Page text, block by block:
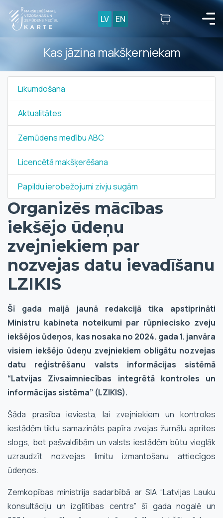
LV EN
Kas jāzina makšķerniekam
Likumdošana
Aktualitātes
Zemūdens medību ABC
Licencētā makšķerēšana
Papildu ierobežojumi zivju sugām
Organizēs mācības
iekšējo ūdeņu
zvejniekiem par
nozvejas datu ievadīšanu
LZIKIS
Šī gada maijā jaunā redakcijā tika apstiprināti
Ministru kabineta noteikumi par rūpniecisko zveju
iekšējos ūdeņos, kas nosaka no 2024. gada 1. janvāra
visiem iekšējo ūdeņu zvejniekiem obligātu nozvejas
datu reģistrēšanu valsts informācijas sistēmā
“Latvijas Zivsaimniecības integrētā kontroles un
informācijas sistēma” (LZIKIS).
Šāda prasība ieviesta, lai zvejniekiem un kontroles
iestādēm tiktu samazināts papīra zvejas žurnālu aprites
slogs, bet pašvaldībām un valsts iestādēm būtu vieglāk
uzraudzīt nozvejas limitu izmantošanu attiecīgos
ūdeņos.
Zemkopības ministrija sadarbībā ar SIA “Latvijas Lauku
konsultāciju un izglītības centrs” šī gada nogalē un